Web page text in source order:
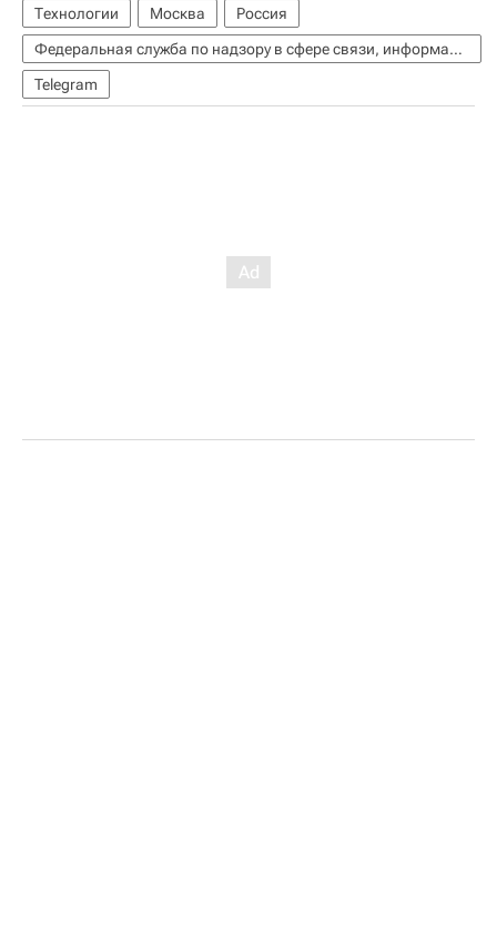
Технологии Москва
Россия
Федеральная служба по надзору в сфере связи, информационных технологий и массовых коммуникаций (Роскомнадзор)
Telegram